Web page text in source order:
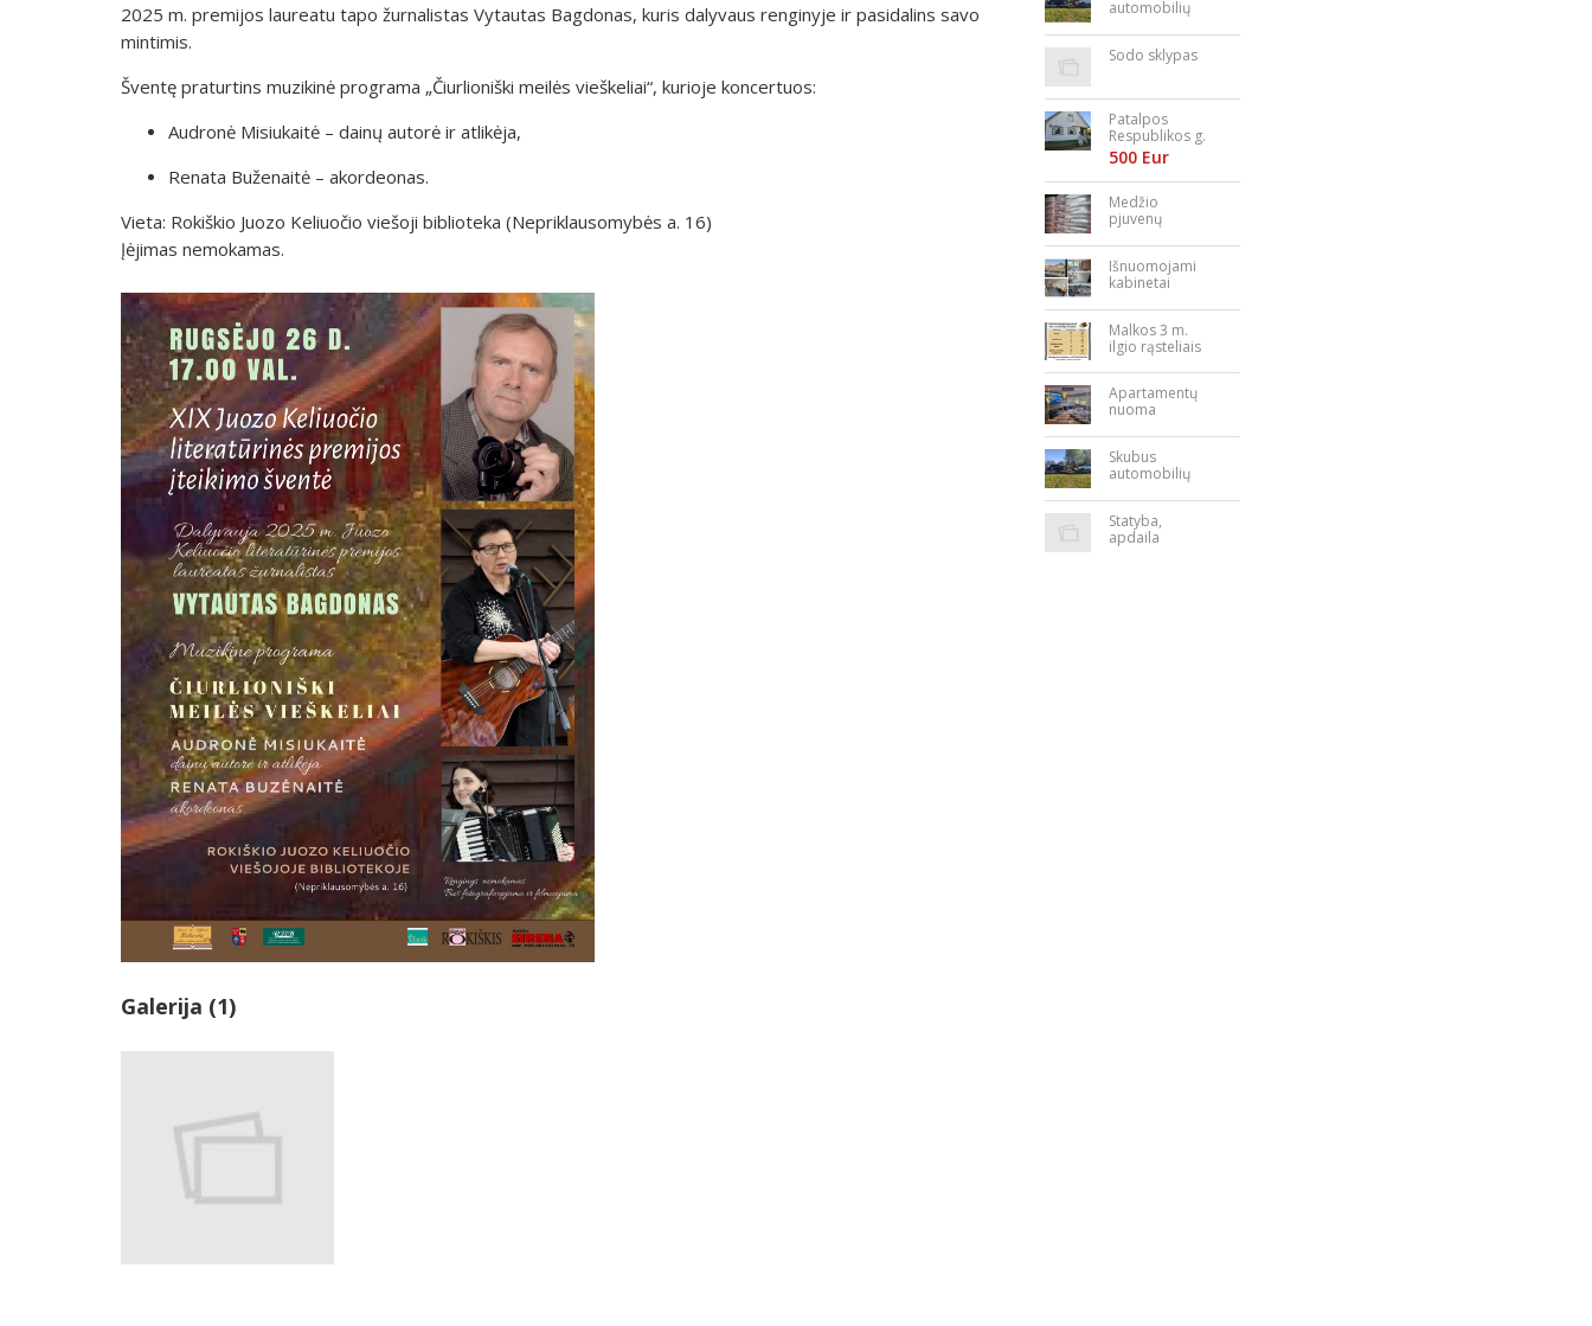
2025 m. premijos laureatu tapo žurnalistas Vytautas Bagdonas, kuris dalyvaus renginyje ir pasidalins savo
mintimis.
Šventę praturtins muzikinė programa „Čiurlioniški meilės vieškeliai“, kurioje koncertuos:
Audronė Misiukaitė – dainų autorė ir atlikėja,
Renata Buženaitė – akordeonas.
Vieta: Rokiškio Juozo Keliuočio viešoji biblioteka (Nepriklausomybės a. 16)
Įėjimas nemokamas.
Galerija (1)
automobilių
Sodo sklypas
Patalpos
Respublikos g.
23
500 Eur
Medžio
pjuvenų
briketai
Išnuomojami
kabinetai
bės aikštėje
Malkos 3 m.
ilgio rąsteliais
Apartamentų
nuoma
Skubus
automobilių
Statyba,
apdaila